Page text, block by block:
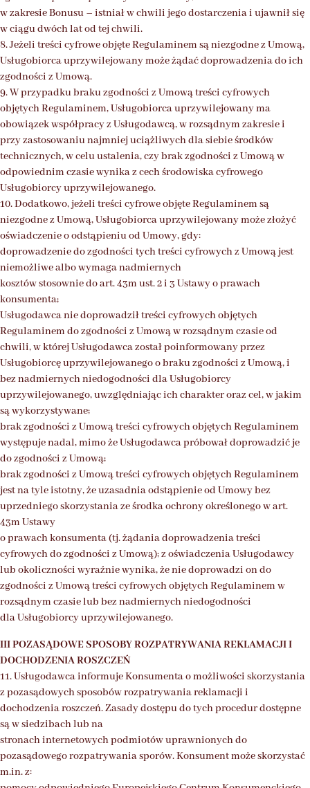
w zakresie Bonusu – istniał w chwili jego dostarczenia i ujawnił się
w ciągu dwóch lat od tej chwili.
8. Jeżeli treści cyfrowe objęte Regulaminem są niezgodne z Umową,
Usługobiorca uprzywilejowany może żądać doprowadzenia do ich
zgodności z Umową.
9. W przypadku braku zgodności z Umową treści cyfrowych
objętych Regulaminem, Usługobiorca uprzywilejowany ma
obowiązek współpracy z Usługodawcą, w rozsądnym zakresie i
przy zastosowaniu najmniej uciążliwych dla siebie środków
technicznych, w celu ustalenia, czy brak zgodności z Umową w
odpowiednim czasie wynika z cech środowiska cyfrowego
Usługobiorcy uprzywilejowanego.
10. Dodatkowo, jeżeli treści cyfrowe objęte Regulaminem są
niezgodne z Umową, Usługobiorca uprzywilejowany może złożyć
oświadczenie o odstąpieniu od Umowy, gdy:
doprowadzenie do zgodności tych treści cyfrowych z Umową jest
niemożliwe albo wymaga nadmiernych
kosztów stosownie do art. 43m ust. 2 i 3 Ustawy o prawach
konsumenta;
Usługodawca nie doprowadził treści cyfrowych objętych
Regulaminem do zgodności z Umową w rozsądnym czasie od
chwili, w której Usługodawca został poinformowany przez
Usługobiorcę uprzywilejowanego o braku zgodności z Umową, i
bez nadmiernych niedogodności dla Usługobiorcy
uprzywilejowanego, uwzględniając ich charakter oraz cel, w jakim
są wykorzystywane;
brak zgodności z Umową treści cyfrowych objętych Regulaminem
występuje nadal, mimo że Usługodawca próbował doprowadzić je
do zgodności z Umową;
brak zgodności z Umową treści cyfrowych objętych Regulaminem
jest na tyle istotny, że uzasadnia odstąpienie od Umowy bez
uprzedniego skorzystania ze środka ochrony określonego w art.
43m Ustawy
o prawach konsumenta (tj. żądania doprowadzenia treści
cyfrowych do zgodności z Umową); z oświadczenia Usługodawcy
lub okoliczności wyraźnie wynika, że nie doprowadzi on do
zgodności z Umową treści cyfrowych objętych Regulaminem w
rozsądnym czasie lub bez nadmiernych niedogodności
dla Usługobiorcy uprzywilejowanego.
III POZASĄDOWE SPOSOBY ROZPATRYWANIA REKLAMACJI I
DOCHODZENIA ROSZCZEŃ
11. Usługodawca informuje Konsumenta o możliwości skorzystania
z pozasądowych sposobów rozpatrywania reklamacji i
dochodzenia roszczeń. Zasady dostępu do tych procedur dostępne
są w siedzibach lub na
stronach internetowych podmiotów uprawnionych do
pozasądowego rozpatrywania sporów. Konsument może skorzystać
m.in. z: